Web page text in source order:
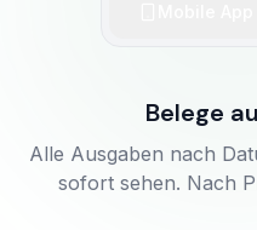
Belege
Alle Ausgaben nach
sofort sehen. Nach